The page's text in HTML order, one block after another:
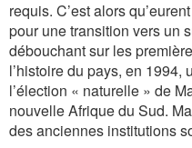
requis. C’est alors
pour une transition vers un
débouchant sur les
l’histoire du pays, en
l’élection « naturelle » de
nouvelle Afrique du Sud.
des anciennes institutions